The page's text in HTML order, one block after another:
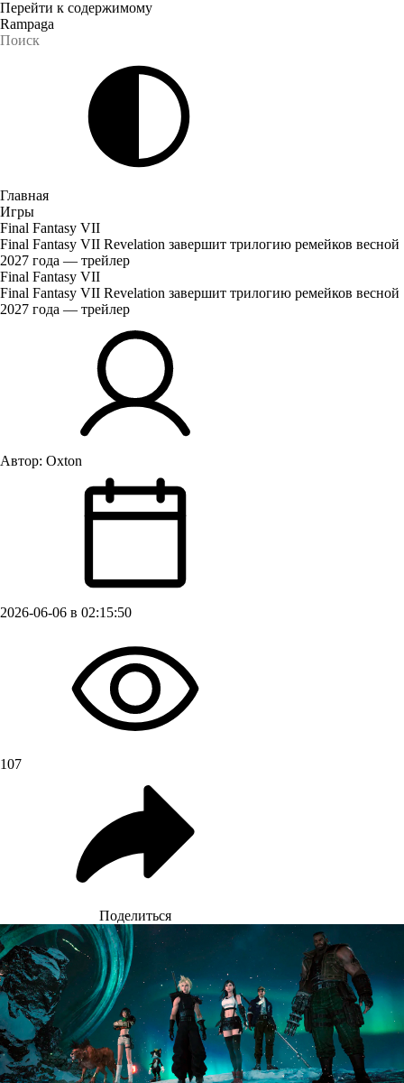
Перейти к содержимому
Rampaga
Главная
Игры
Final Fantasy VII
Final Fantasy VII Revelation завершит трилогию ремейков весной
2027 года — трейлер
Final Fantasy VII
Final Fantasy VII Revelation завершит трилогию ремейков весной
2027 года — трейлер
Автор: Oxton
2026-06-06 в 02:15:50
107
Поделиться